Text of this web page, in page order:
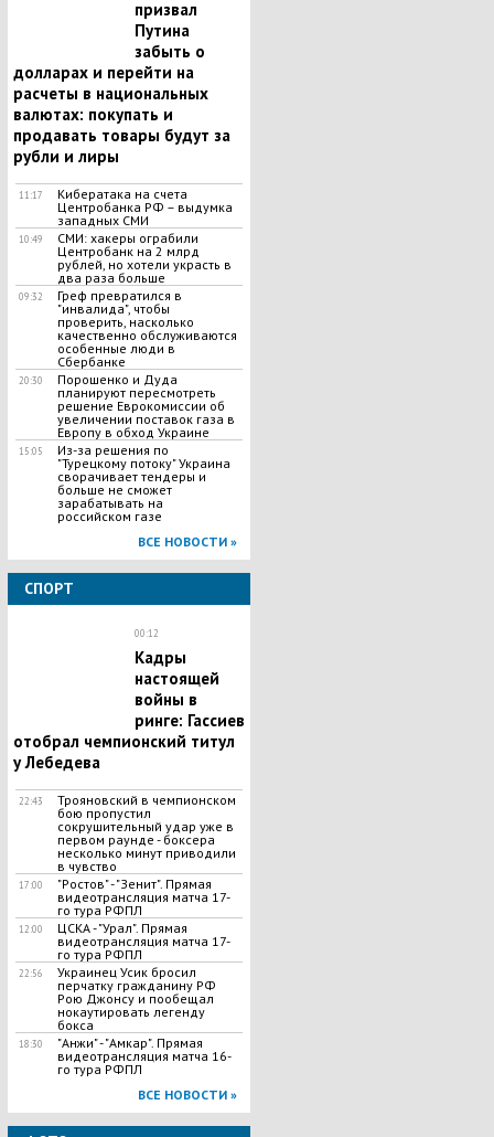
призвал
Путина
забыть о
долларах и перейти на
расчеты в национальных
валютах: покупать и
продавать товары будут за
рубли и лиры
11:17
Кибератака на счета
Центробанка РФ – выдумка
западных СМИ
10:49
СМИ: хакеры ограбили
Центробанк на 2 млрд
рублей, но хотели украсть в
два раза больше
09:32
Греф превратился в
"инвалида", чтобы
проверить, насколько
качественно обслуживаются
особенные люди в
Сбербанке
20:30
​Порошенко и Дуда
планируют пересмотреть
решение Еврокомиссии об
увеличении поставок газа в
Европу в обход Украине
15:05
Из-за решения по
"Турецкому потоку" Украина
сворачивает тендеры и
больше не сможет
зарабатывать на
российском газе
ВСЕ НОВОСТИ »
СПОРТ
00:12
Кадры
настоящей
войны в
ринге: Гассиев
отобрал чемпионский титул
у Лебедева
22:43
Трояновский в чемпионском
бою пропустил
сокрушительный удар уже в
первом раунде - боксера
несколько минут приводили
в чувство
17:00
"Ростов" - "Зенит". Прямая
видеотрансляция матча 17-
го тура РФПЛ
12:00
ЦСКА - "Урал". Прямая
видеотрансляция матча 17-
го тура РФПЛ
22:56
Украинец Усик бросил
перчатку гражданину РФ
Рою Джонсу и пообещал
нокаутировать легенду
бокса
18:30
"Анжи" - "Амкар". Прямая
видеотрансляция матча 16-
го тура РФПЛ
ВСЕ НОВОСТИ »